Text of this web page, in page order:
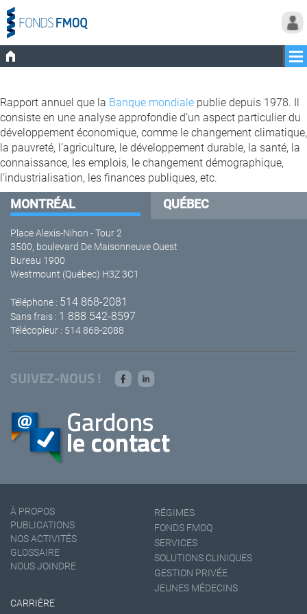
Rapport annuel que la Banque mondiale publie depuis 1978. Il
consiste en une analyse approfondie d’un aspect particulier du
développement économique, comme le changement climatique,
la pauvreté, l’agriculture, le développement durable, la santé, la
connaissance, les emplois, le changement démographique,
l’industrialisation, les finances publiques, etc.
MONTRÉAL QUÉBEC
Place Alexis-Nihon - Tour 2
3500, boulevard De Maisonneuve Ouest
Bureau 1900
Westmount (Québec) H3Z 3C1
Téléphone : 514 868-2081
Sans frais : 1 888 542-8597
Télécopieur : 514 868-2088
SUIVEZ-NOUS !
À PROPOS
PUBLICATIONS
NOS ACTIVITÉS
GLOSSAIRE
NOUS JOINDRE
RÉGIMES
FONDS FMOQ
SERVICES
SOLUTIONS CLINIQUES
GESTION PRIVÉE
JEUNES MÉDECINS
CARRIÈRE